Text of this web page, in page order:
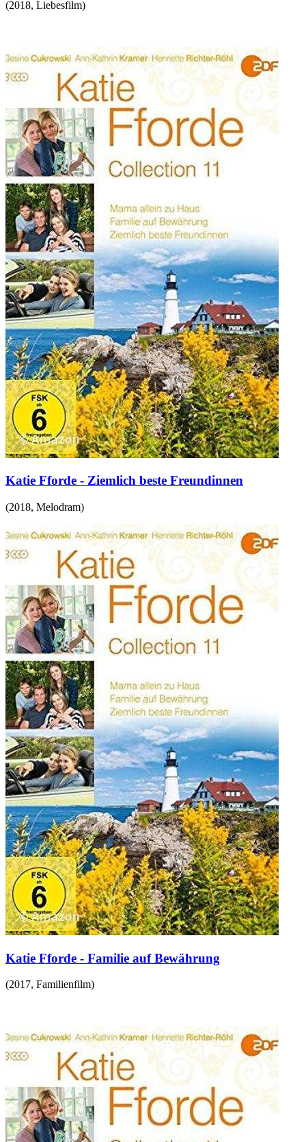
(2018, Liebesfilm)
Katie Fforde - Ziemlich beste Freundinnen
(2018, Melodram)
Katie Fforde - Familie auf Bewährung
(2017, Familienfilm)